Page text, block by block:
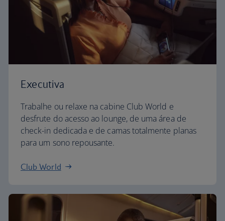
Executiva
Trabalhe ou relaxe na cabine Club World e
desfrute do acesso ao lounge, de uma área de
check-in dedicada e de camas totalmente planas
para um sono repousante.
Club World